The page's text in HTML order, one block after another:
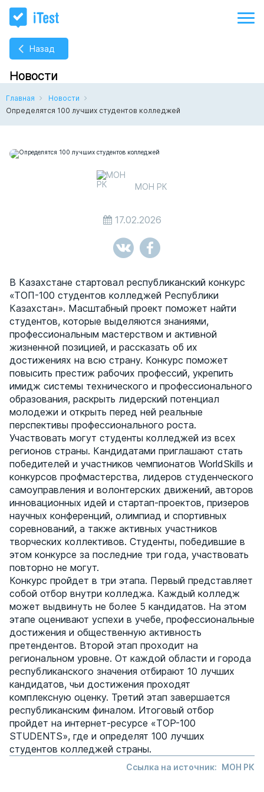
Назад
Новости
Главная
Новости
Определятся 100 лучших студентов колледжей
МОН РК
17.02.2026
В Казахстане стартовал республиканский конкурс
«ТОП-100 студентов колледжей Республики
Казахстан». Масштабный проект поможет найти
студентов, которые выделяются знаниями,
профессиональным мастерством и активной
жизненной позицией, и рассказать об их
достижениях на всю страну. Конкурс поможет
повысить престиж рабочих профессий, укрепить
имидж системы технического и профессионального
образования, раскрыть лидерский потенциал
молодежи и открыть перед ней реальные
перспективы профессионального роста.
Участвовать могут студенты колледжей из всех
регионов страны. Кандидатами приглашают стать
победителей и участников чемпионатов WorldSkills и
конкурсов профмастерства, лидеров студенческого
самоуправления и волонтерских движений, авторов
инновационных идей и стартап-проектов, призеров
научных конференций, олимпиад и спортивных
соревнований, а также активных участников
творческих коллективов. Студенты, победившие в
этом конкурсе за последние три года, участвовать
повторно не могут.
Конкурс пройдет в три этапа. Первый представляет
собой отбор внутри колледжа. Каждый колледж
может выдвинуть не более 5 кандидатов. На этом
этапе оценивают успехи в учебе, профессиональные
достижения и общественную активность
претендентов. Второй этап проходит на
региональном уровне. От каждой области и города
республиканского значения отбирают 10 лучших
кандидатов, чьи достижения проходят
комплексную оценку. Третий этап завершается
республиканским финалом. Итоговый отбор
пройдет на интернет-ресурсе «TOP-100
STUDENTS», где и определят 100 лучших
студентов колледжей страны.
Ссылка на источник: МОН РК